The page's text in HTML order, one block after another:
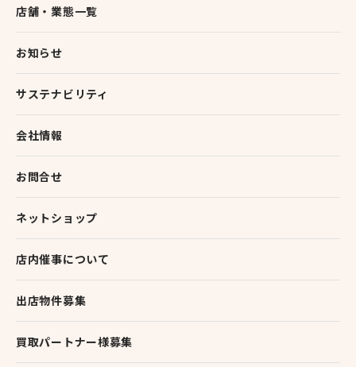
店舗・業態一覧
お知らせ
サステナビリティ
会社情報
お問合せ
ネットショップ
店内催事について
出店物件募集
買取パートナー様募集